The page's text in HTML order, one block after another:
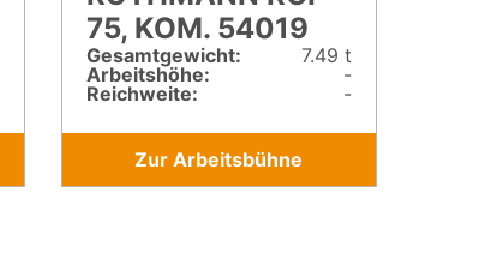
75, KOM. 54019
Gesamt­gewicht:
7.49 t
Arbeitshöhe:
-
Reichweite:
-
Zur Arbeitsbühne